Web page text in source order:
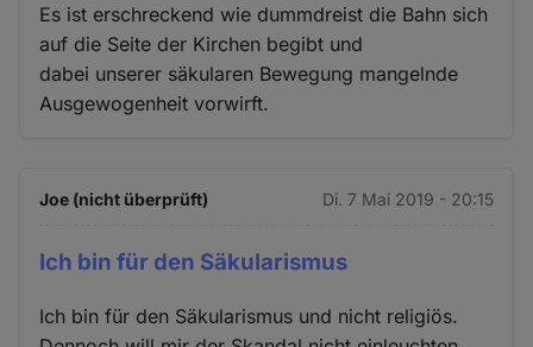
Es ist erschreckend wie dummdreist die Bahn sich
auf die Seite der Kirchen begibt und
dabei unserer säkularen Bewegung mangelnde
Ausgewogenheit vorwirft.
Joe (nicht überprüft) Di. 7 Mai 2019 - 20:15
Ich bin für den Säkularismus
Ich bin für den Säkularismus und nicht religiös.